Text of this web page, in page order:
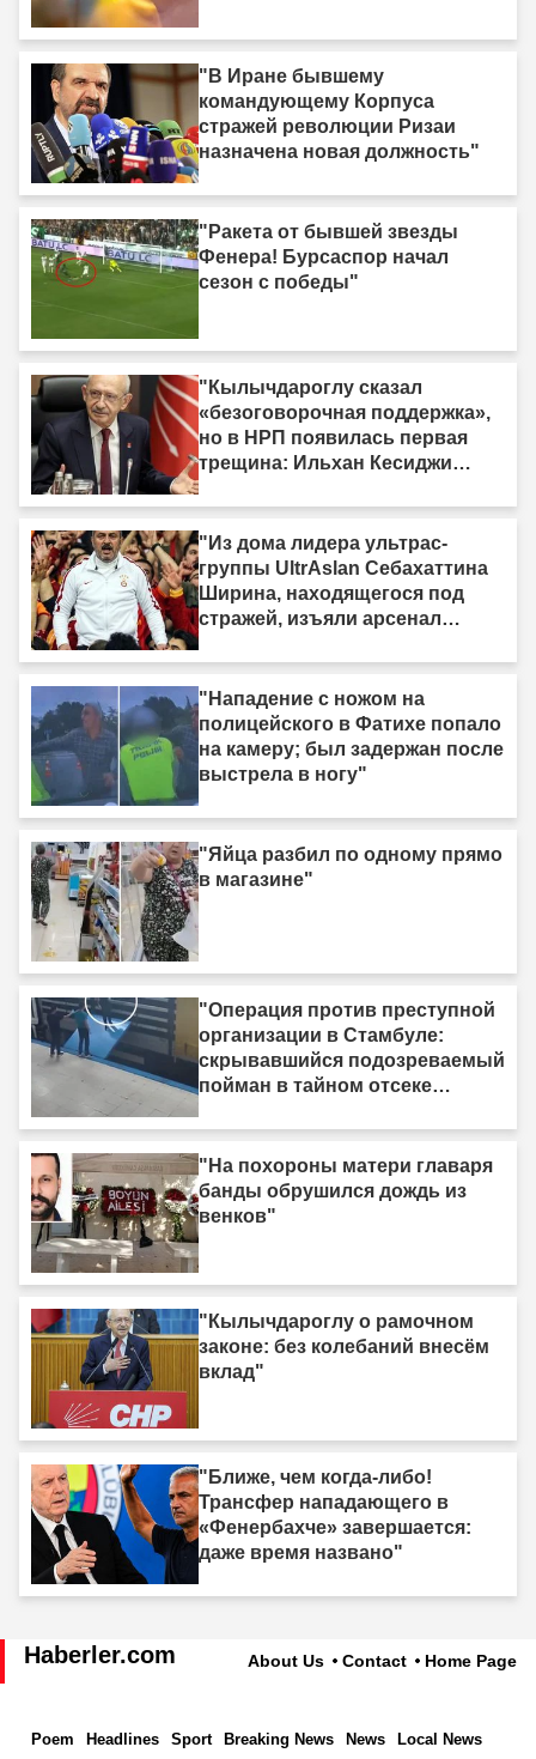
"В Иране бывшему
командующему Корпуса
стражей революции Ризаи
назначена новая должность"
"Ракета от бывшей звезды
Фенера! Бурсаспор начал
сезон с победы"
"Кылычдароглу сказал
«безоговорочная поддержка»,
но в НРП появилась первая
трещина: Ильхан Кесиджи
"Из дома лидера ультрас-
группы UltrAslan Себахаттина
Ширина, находящегося под
стражей, изъяли арсенал
"Нападение с ножом на
полицейского в Фатихе попало
на камеру; был задержан после
выстрела в ногу"
"Яйца разбил по одному прямо
в магазине"
"Операция против преступной
организации в Стамбуле:
скрывавшийся подозреваемый
пойман в тайном отсеке
"На похороны матери главаря
банды обрушился дождь из
венков"
"Кылычдароглу о рамочном
законе: без колебаний внесём
вклад"
"Ближе, чем когда-либо!
Трансфер нападающего в
«Фенербахче» завершается:
даже время названо"
Haberler.com About Us Contact Home Page
Poem Headlines Sport Breaking News News Local News